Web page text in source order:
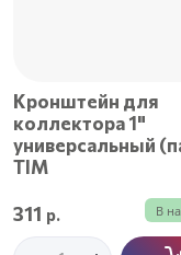
Кронштейн для
коллектора 1"
универсальный
TIM
В
311 р.